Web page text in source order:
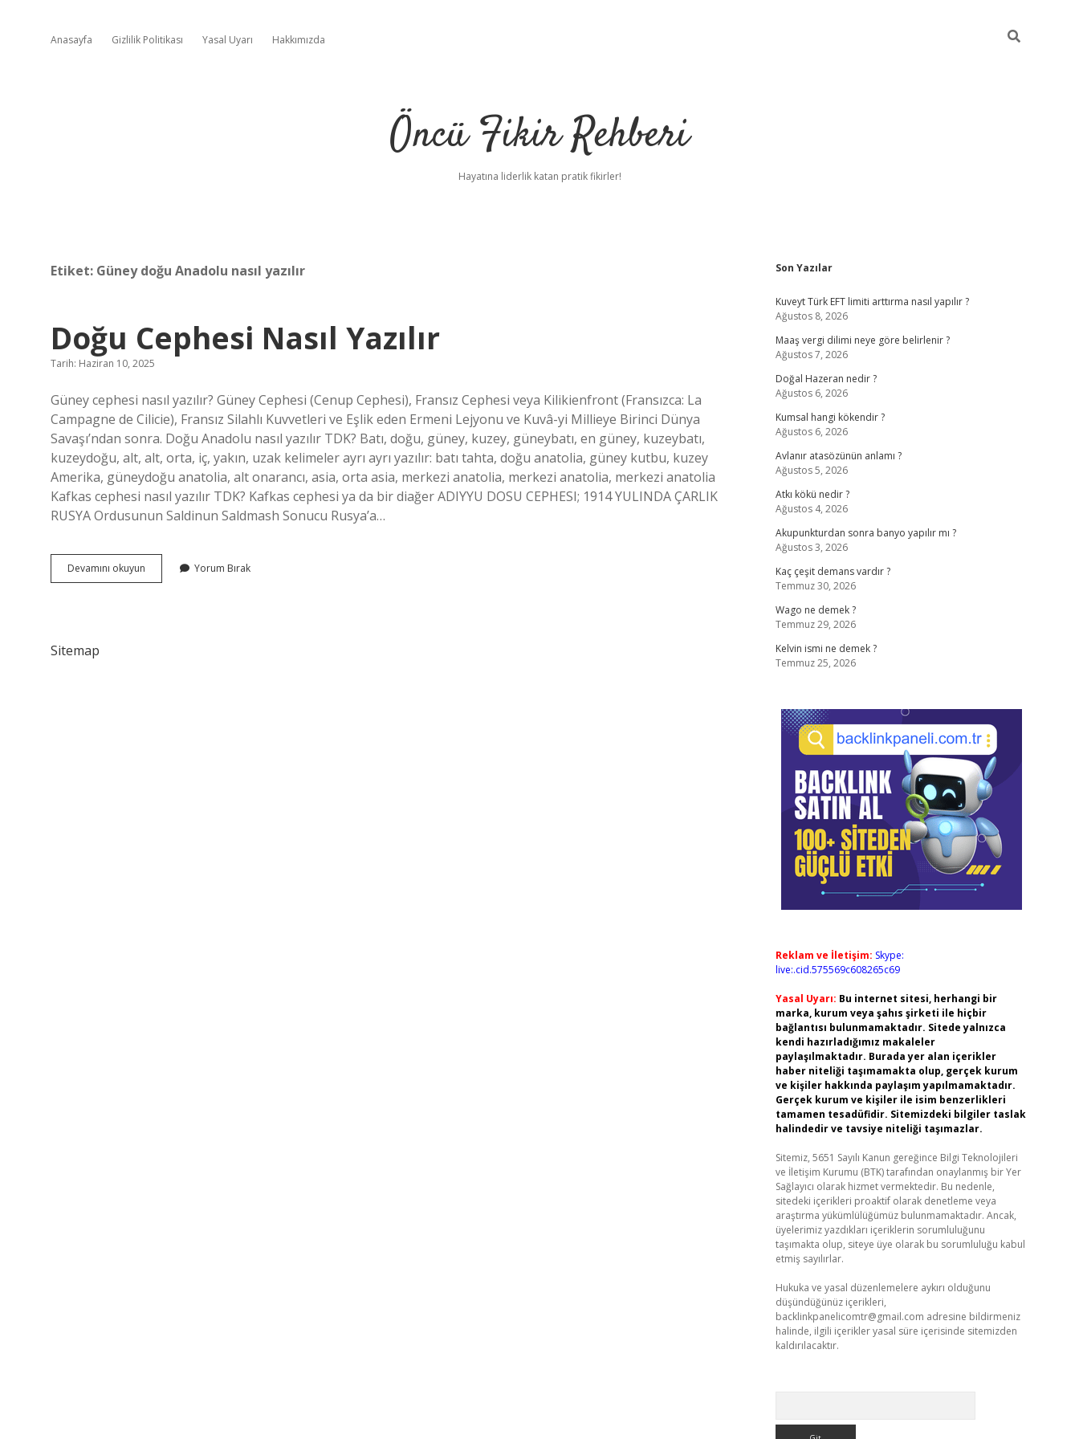
Anasayfa Gizlilik Politikası Yasal Uyarı Hakkımızda
Öncü Fikir Rehberi
Hayatına liderlik katan pratik fikirler!
Etiket: Güney doğu Anadolu nasıl yazılır
Doğu Cephesi Nasıl Yazılır
Tarih: Haziran 10, 2025
Güney cephesi nasıl yazılır? Güney Cephesi (Cenup Cephesi), Fransız Cephesi veya Kilikienfront (Fransızca: La
Campagne de Cilicie), Fransız Silahlı Kuvvetleri ve Eşlik eden Ermeni Lejyonu ve Kuvâ-yi Millieye Birinci Dünya
Savaşı’ndan sonra. Doğu Anadolu nasıl yazılır TDK? Batı, doğu, güney, kuzey, güneybatı, en güney, kuzeybatı,
kuzeydoğu, alt, alt, orta, iç, yakın, uzak kelimeler ayrı ayrı yazılır: batı tahta, doğu anatolia, güney kutbu, kuzey
Amerika, güneydoğu anatolia, alt onarancı, asia, orta asia, merkezi anatolia, merkezi anatolia, merkezi anatolia
Kafkas cephesi nasıl yazılır TDK? Kafkas cephesi ya da bir diağer ADIYYU DOSU CEPHESI; 1914 YULINDA ÇARLIK
RUSYA Ordusunun Saldinun Saldmash Sonucu Rusya’a…
Devamını okuyun
Cephesi
Yorum Bırak
Sitemap
Sidebar
Son Yazılar
Kuveyt Türk EFT limiti arttırma nasıl yapılır ?
Ağustos 8, 2026
Maaş vergi dilimi neye göre belirlenir ?
Ağustos 7, 2026
Doğal Hazeran nedir ?
Ağustos 6, 2026
Kumsal hangi kökendir ?
Ağustos 6, 2026
Avlanır atasözünün anlamı ?
Ağustos 5, 2026
Atkı kökü nedir ?
Ağustos 4, 2026
Akupunkturdan sonra banyo yapılır mı ?
Ağustos 3, 2026
Kaç çeşit demans vardır ?
Temmuz 30, 2026
Wago ne demek ?
Temmuz 29, 2026
Kelvin ismi ne demek ?
Temmuz 25, 2026
Reklam ve İletişim: Skype:
live:.cid.575569c608265c69
Yasal Uyarı: Bu internet sitesi, herhangi bir
marka, kurum veya şahıs şirketi ile hiçbir
bağlantısı bulunmamaktadır. Sitede yalnızca
kendi hazırladığımız makaleler
paylaşılmaktadır. Burada yer alan içerikler
haber niteliği taşımamakta olup, gerçek kurum
ve kişiler hakkında paylaşım yapılmamaktadır.
Gerçek kurum ve kişiler ile isim benzerlikleri
tamamen tesadüfidir. Sitemizdeki bilgiler taslak
halindedir ve tavsiye niteliği taşımazlar.
Sitemiz, 5651 Sayılı Kanun gereğince Bilgi Teknolojileri
ve İletişim Kurumu (BTK) tarafından onaylanmış bir Yer
Sağlayıcı olarak hizmet vermektedir. Bu nedenle,
sitedeki içerikleri proaktif olarak denetleme veya
araştırma yükümlülüğümüz bulunmamaktadır. Ancak,
üyelerimiz yazdıkları içeriklerin sorumluluğunu
taşımakta olup, siteye üye olarak bu sorumluluğu kabul
etmiş sayılırlar.
Hukuka ve yasal düzenlemelere aykırı olduğunu
düşündüğünüz içerikleri,
backlinkpanelicomtr@gmail.com adresine bildirmeniz
halinde, ilgili içerikler yasal süre içerisinde sitemizden
kaldırılacaktır.
ilbet giriş